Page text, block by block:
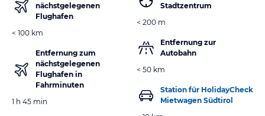
nächstgelegenen
Flughafen
< 100 km
Entfernung zum
nächstgelegenen
Flughafen in
Fahrminuten
1 h 45 min
Stadtzentrum
< 200 m
Entfernung zur
Autobahn
< 50 km
Station für HolidayCheck
Mietwagen Südtirol